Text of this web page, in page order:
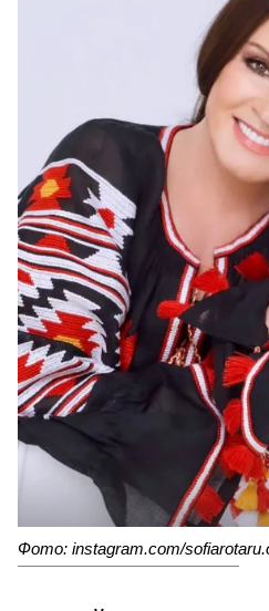
Фото: instagram.com/